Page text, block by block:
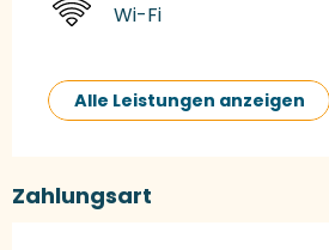
Wi-Fi
Alle Leistungen anzeigen
Zahlungsart